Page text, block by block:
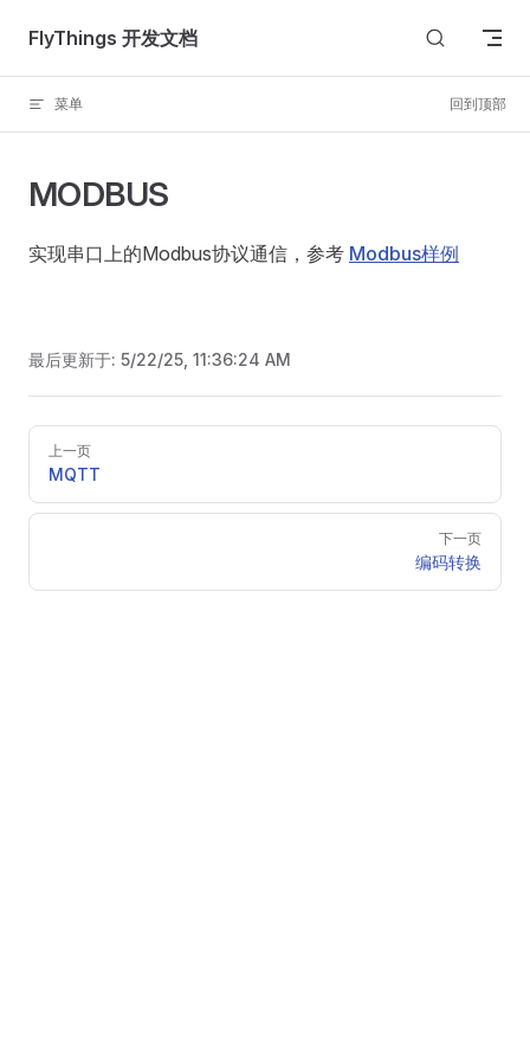
Skip to content
FlyThings 开发文档
菜单 回到顶部
MODBUS
实现串口上的Modbus协议通信，参考 Modbus样例
最后更新于: 5/22/25, 11:36:24 AM
Pager
上一页
MQTT
下一页
编码转换